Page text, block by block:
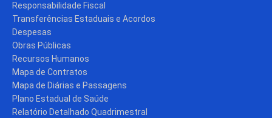
Responsabilidade Fiscal
Transferências Estaduais e Acordos
Despesas
Obras Públicas
Recursos Humanos
Mapa de Contratos
Mapa de Diárias e Passagens
Plano Estadual de Saúde
Relatório Detalhado Quadrimestral